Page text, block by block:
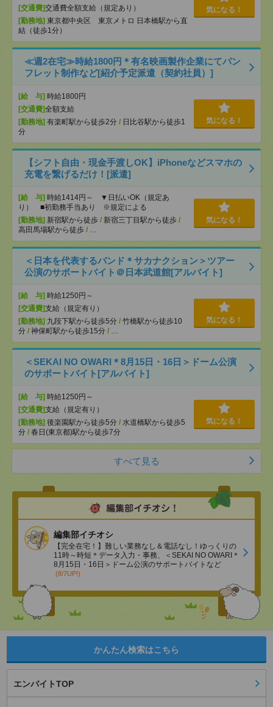
[交通費]交通費全額支給（規定あり）
[勤務地] 東京都中央区 東京メトロ 日本橋駅から直
結（徒歩1分）
気になる！
≪週2在宅≫時給1800円＊有名映画製作企業にてパン
フレット制作など[紹介予定派遣（契約社員）]
[給 与] 時給1800円
[交通費]全額支給
[勤務地] 有楽町駅から徒歩2分 / 日比谷駅から徒歩1
分
気になる！
【シフト自由・現金手渡しOK】iPhoneなどスマホの
充電を繋げるだけ！[派遣]
[給 与] 時給1414円～ ▼日払いOK（規定あ
り） ■初勤務手当あり ※規定による
[勤務地] 新宿駅から徒歩 / 新宿三丁目駅から徒歩 /
高田馬場駅から徒歩 /
気になる！
＜日本を代表するバンド＊サカナクション＞ツアー
公演のサポートバイト＠日本武道館[アルバイト]
[給 与] 時給1250円～
[交通費]支給（規定有り）
[勤務地] 九段下駅から徒歩5分 / 竹橋駅から徒歩10
分 / 神保町駅から徒歩15分 /
気になる！
＜SEKAI NO OWARI＊8月15日・16日＞ドーム公演
のサポートバイト[アルバイト]
[給 与] 時給1250円～
[交通費]支給（規定有り）
[勤務地] 後楽園駅から徒歩5分 / 水道橋駅から徒歩5
分 / 春日(東京都)駅から徒歩7分
気になる！
すべて見る
編集部イチオシ
【完全在宅！】難しい業務なし＆電話なし！ゆっくりの
11時～時短＊データ入力・事務、＜SEKAI NO OWARI＊
8月15日・16日＞ドーム公演のサポートバイトなど
(8/7UP!)
かんたん検索はこちら
エンバイトTOP